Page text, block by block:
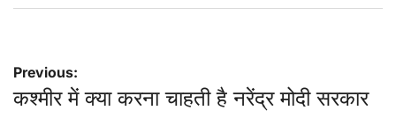
Post
navigation
Previous:
कश्मीर में क्या करना चाहती है नरेंद्र मोदी सरकार